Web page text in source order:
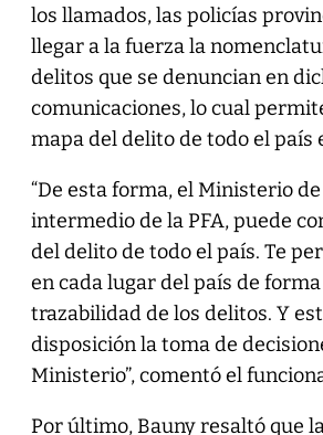
los llamados, las policías
llegar a la fuerza la
delitos que se denuncian en
comunicaciones, lo cual
mapa del delito de todo el país
“De esta forma, el Ministerio
intermedio de la PFA, puede
del delito de todo el país. Te
en cada lugar del país de
trazabilidad de los delitos. Y
disposición la toma de
Ministerio”, comentó el
Por último, Bauny resaltó que